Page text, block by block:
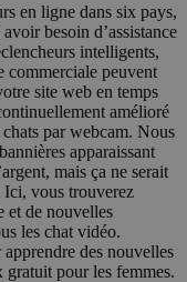
en ligne dans six pays,
besoin d’assistance
intelligents,
commerciale peuvent
site web en temps
amélioré
par webcam. Nous
apparaissant
mais ça ne serait
Ici, vous trouverez
et de nouvelles
les chat vidéo.
des nouvelles
gratuit pour les femmes.